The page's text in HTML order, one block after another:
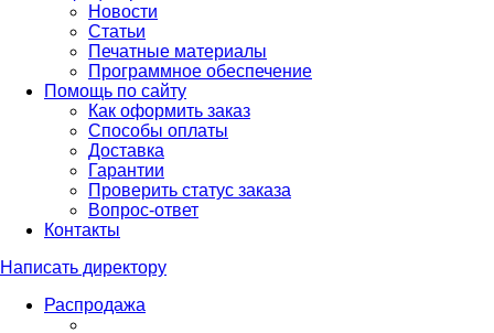
Новости
Статьи
Печатные материалы
Программное обеспечение
Помощь по сайту
Как оформить заказ
Способы оплаты
Доставка
Гарантии
Проверить статус заказа
Вопрос-ответ
Контакты
Написать директору
Распродажа